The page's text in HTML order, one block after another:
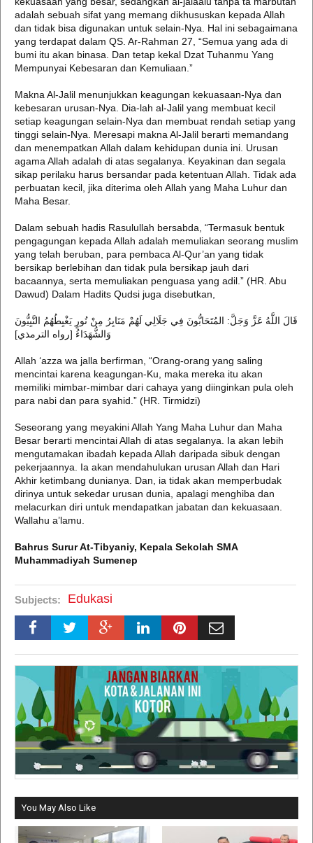
adalah sebuah sifat yang memang dikhususkan kepada Allah
dan tidak bisa digunakan untuk selain-Nya. Hal ini sebagaimana
yang terdapat dalam QS. Ar-Rahman 27, “Semua yang ada di
bumi itu akan binasa. Dan tetap kekal Dzat Tuhanmu Yang
Mempunyai Kebesaran dan Kemuliaan.”
Makna Al-Jalil menunjukkan keagungan kekuasaan-Nya dan
kebesaran urusan-Nya. Dia-lah al-Jalil yang membuat kecil
setiap keagungan selain-Nya dan membuat rendah setiap yang
tinggi selain-Nya. Meresapi makna Al-Jalil berarti memandang
dan menempatkan Allah dalam kehidupan dunia ini. Urusan
agama Allah adalah di atas segalanya. Keyakinan dan segala
sikap perilaku harus bersandar pada ketentuan Allah. Tidak ada
perbuatan kecil, jika diterima oleh Allah yang Maha Luhur dan
Maha Besar.
Dalam sebuah hadis Rasulullah bersabda, “Termasuk bentuk
pengagungan kepada Allah adalah memuliakan seorang muslim
yang telah beruban, para pembaca Al-Qur’an yang tidak
bersikap berlebihan dan tidak pula bersikap jauh dari
bacaannya, serta memuliakan penguasa yang adil.” (HR. Abu
Dawud) Dalam Hadits Qudsi juga disebutkan,
قَالَ اللَّهُ عَزَّ وَجَلَّ: المُتَحَابُّونَ فِي جَلَالِي لَهُمْ مَنَابِرُ مِنْ نُورٍ يَغْبِطُهُمُ النَّبِيُّونَ
وَالشُّهَدَاءُ [رواه الترمذي]
Allah ‘azza wa jalla berfirman, “Orang-orang yang saling
mencintai karena keagungan-Ku, maka mereka itu akan
memiliki mimbar-mimbar dari cahaya yang diinginkan pula oleh
para nabi dan para syahid.” (HR. Tirmidzi)
Seseorang yang meyakini Allah Yang Maha Luhur dan Maha
Besar berarti mencintai Allah di atas segalanya. Ia akan lebih
mengutamakan ibadah kepada Allah daripada sibuk dengan
pekerjaannya. Ia akan mendahulukan urusan Allah dan Hari
Akhir ketimbang dunianya. Dan, ia tidak akan memperbudak
dirinya untuk sekedar urusan dunia, apalagi menghiba dan
melacurkan diri untuk mendapatkan jabatan dan kekuasaan.
Wallahu a’lamu.
Bahrus Surur At-Tibyaniy, Kepala Sekolah SMA
Muhammadiyah Sumenep
Subjects: Edukasi
You May Also Like